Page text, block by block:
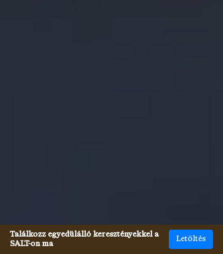
Találkozz egyedülálló keresztényekkel a
SALT-on ma
Letöltés